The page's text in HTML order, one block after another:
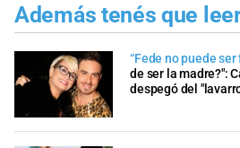
Además tenés que
“Fede no puede ser
de ser la madre?":
despegó del